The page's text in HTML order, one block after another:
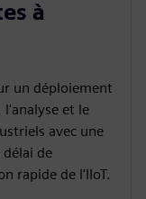
à
un déploiement
et le
avec une
de
rapide de l'IIoT.